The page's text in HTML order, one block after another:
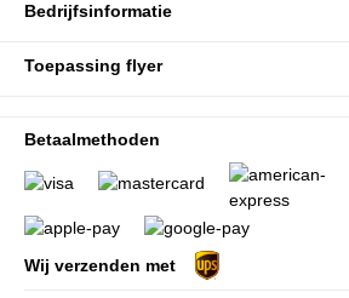
Bedrijfsinformatie
Toepassing flyer
Betaalmethoden
Wij verzenden met